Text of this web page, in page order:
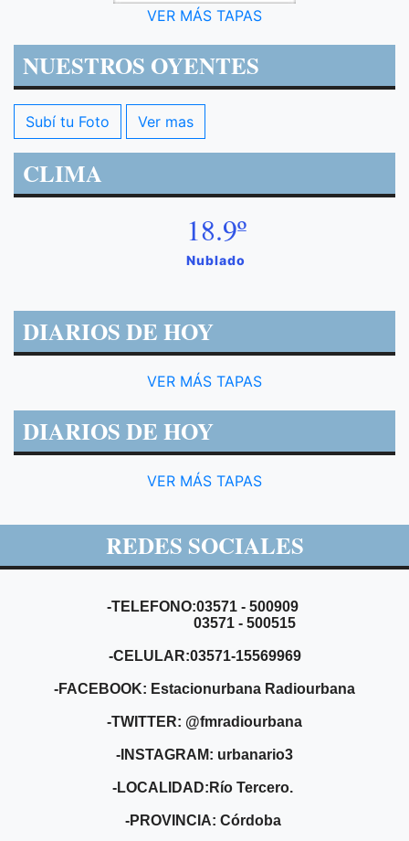
VER MÁS TAPAS
NUESTROS OYENTES
Subí tu Foto Ver mas
CLIMA
18.9º
Nublado
DIARIOS DE HOY
VER MÁS TAPAS
DIARIOS DE HOY
VER MÁS TAPAS
REDES SOCIALES
-TELEFONO:03571 - 500909
03571 - 500515
-CELULAR:03571-15569969
-FACEBOOK: Estacionurbana Radiourbana
-TWITTER: @fmradiourbana
-INSTAGRAM: urbanario3
-LOCALIDAD:Río Tercero.
-PROVINCIA: Córdoba